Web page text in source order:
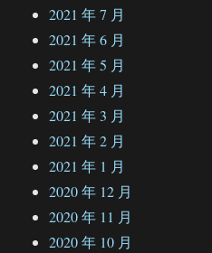
2021 年 7 月
2021 年 6 月
2021 年 5 月
2021 年 4 月
2021 年 3 月
2021 年 2 月
2021 年 1 月
2020 年 12 月
2020 年 11 月
2020 年 10 月